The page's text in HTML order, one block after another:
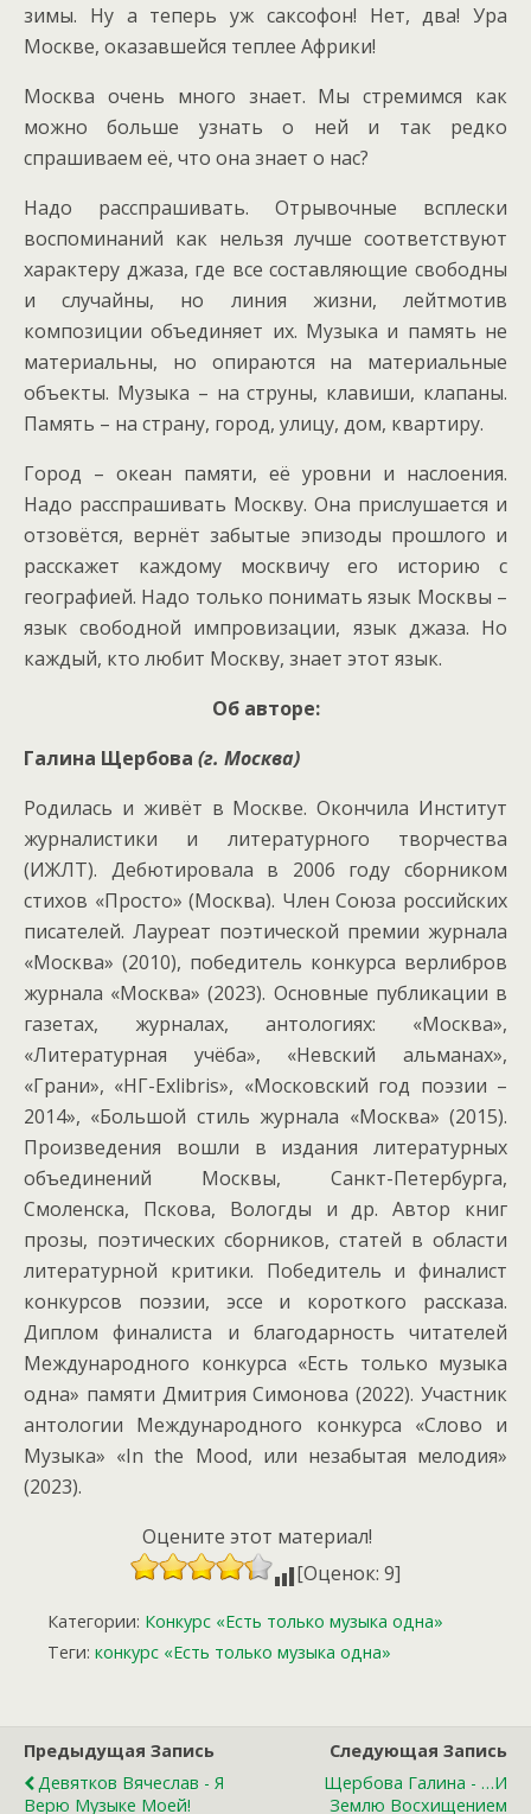
зимы. Ну а теперь уж саксофон! Нет, два! Ура
Москве, оказавшейся теплее Африки!
Москва очень много знает. Мы стремимся как
можно больше узнать о ней и так редко
спрашиваем её, что она знает о нас?
Надо расспрашивать. Отрывочные всплески
воспоминаний как нельзя лучше соответствуют
характеру джаза, где все составляющие свободны
и случайны, но линия жизни, лейтмотив
композиции объединяет их. Музыка и память не
материальны, но опираются на материальные
объекты. Музыка – на струны, клавиши, клапаны.
Память – на страну, город, улицу, дом, квартиру.
Город – океан памяти, её уровни и наслоения.
Надо расспрашивать Москву. Она прислушается и
отзовётся, вернёт забытые эпизоды прошлого и
расскажет каждому москвичу его историю с
географией. Надо только понимать язык Москвы –
язык свободной импровизации, язык джаза. Но
каждый, кто любит Москву, знает этот язык.
Об авторе:
Галина Щербова (г. Москва)
Родилась и живёт в Москве. Окончила Институт
журналистики и литературного творчества
(ИЖЛТ). Дебютировала в 2006 году сборником
стихов «Просто» (Москва). Член Союза российских
писателей. Лауреат поэтической премии журнала
«Москва» (2010), победитель конкурса верлибров
журнала «Москва» (2023). Основные публикации в
газетах, журналах, антологиях: «Москва»,
«Литературная учёба», «Невский альманах»,
«Грани», «НГ-Exlibris», «Московский год поэзии –
2014», «Большой стиль журнала «Москва» (2015).
Произведения вошли в издания литературных
объединений Москвы, Санкт-Петербурга,
Смоленска, Пскова, Вологды и др. Автор книг
прозы, поэтических сборников, статей в области
литературной критики. Победитель и финалист
конкурсов поэзии, эссе и короткого рассказа.
Диплом финалиста и благодарность читателей
Международного конкурса «Есть только музыка
одна» памяти Дмитрия Симонова (2022). Участник
антологии Международного конкурса «Слово и
Музыка» «In the Mood, или незабытая мелодия»
(2023).
Оцените этот материал!
[Оценок: 9]
Категории: Конкурс «Есть только музыка одна»
Теги: конкурс «Есть только музыка одна»
Предыдущая Запись
Девятков Вячеслав - Я
Верю Музыке Моей!
Следующая Запись
Щербова Галина - …И
Землю Восхищением